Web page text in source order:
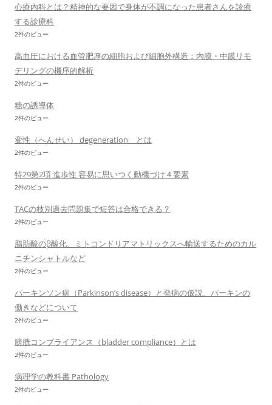
心療内科とは？精神的な要因で身体が不調になった患者さんを診療
する診療科
2件のビュー
高血圧における血管肥厚の細胞および細胞外構造：内膜・中膜リモ
デリングの機序的解析
2件のビュー
糖の誘導体
2件のビュー
変性（へんせい） degeneration とは
2件のビュー
特29第2項 進歩性 容易に思いつく動機づけ４要素
2件のビュー
TACの枝別過去問題集で短答は合格できる？
2件のビュー
脂肪酸のβ酸化、ミトコンドリアマトリックスへ輸送するためのカル
ニチンシャトルなど
2件のビュー
パーキンソン病（Parkinson’s disease）と発病の仮説、パーキンの
働きなどについて
2件のビュー
膀胱コンプライアンス（bladder compliance）とは
2件のビュー
病理学の教科書 Pathology
2件のビュー